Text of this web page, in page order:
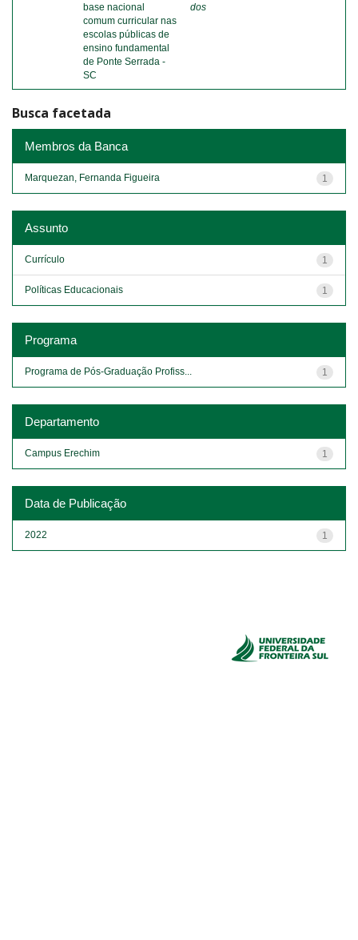
base nacional
comum curricular nas
escolas públicas de
ensino fundamental
de Ponte Serrada -
SC
dos
Busca facetada
Membros da Banca
1
Marquezan, Fernanda Figueira
Assunto
1
Currículo
1
Políticas Educacionais
Programa
1
Programa de Pós-Graduação Profiss...
Departamento
1
Campus Erechim
Data de Publicação
1
2022